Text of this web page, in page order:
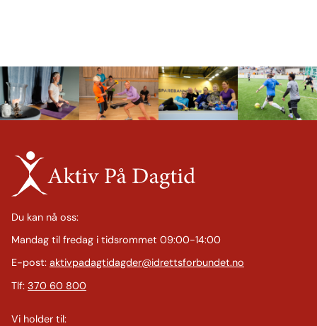
Du kan nå oss:
Mandag til fredag i tidsrommet 09:00-14:00
E-post: aktivpadagtidagder@idrettsforbundet.no
Tlf: 370 60 800
Vi holder til: